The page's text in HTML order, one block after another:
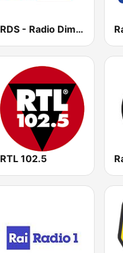
RDS - Radio Dimensione Suono
RTL 102.5